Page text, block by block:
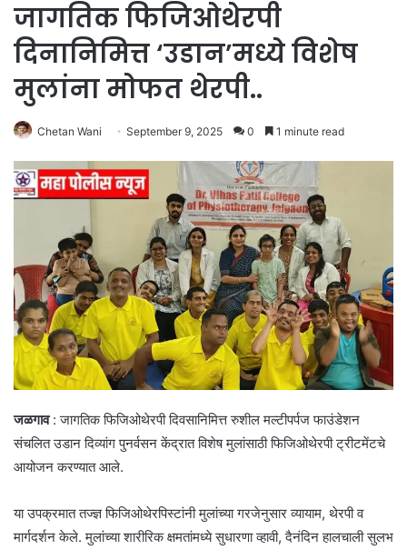
जागतिक फिजिओथेरपी
दिनानिमित्त ‘उडान’मध्ये विशेष
मुलांना मोफत थेरपी..
Chetan Wani September 9, 2025 0 1 minute read
जळगाव: जागतिक फिजिओथेरपी दिवसानिमित्त रुशील मल्टीपर्पज फाउंडेशन
संचलित उडान दिव्यांग पुनर्वसन केंद्रात विशेष मुलांसाठी फिजिओथेरपी ट्रीटमेंटचे
आयोजन करण्यात आले.
या उपक्रमात तज्ज्ञ फिजिओथेरपिस्टांनी मुलांच्या गरजेनुसार व्यायाम, थेरपी व
मार्गदर्शन केले. मुलांच्या शारीरिक क्षमतांमध्ये सुधारणा व्हावी, दैनंदिन हालचाली सुलभ